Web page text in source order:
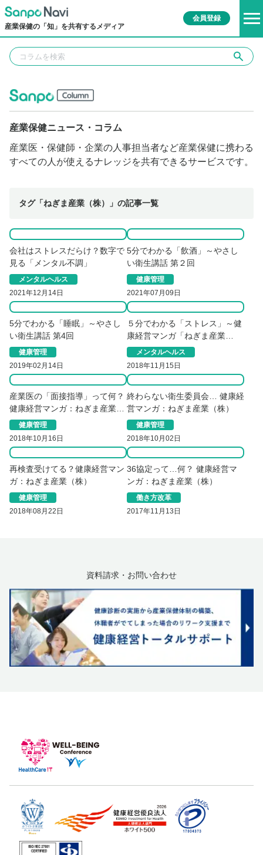
産業保健の「知」を共有するメディア
会員登録
産業保健ニュース・コラム
産業医・保健師・企業の人事担当者など産業保健に携わる
すべての人が使えるナレッジを共有できるサービスです。
タグ「ねぎま産業（株）」の記事一覧
会社はストレスだらけ？数字で
見る「メンタル不調」
メンタルヘルス
2021年12月14日
5分でわかる「飲酒」～やさし
い衛生講話 第２回
健康管理
2021年07月09日
5分でわかる「睡眠」～やさし
い衛生講話 第4回
健康管理
2019年02月14日
５分でわかる「ストレス」～健
康経営マンガ「ねぎま産業
（株）」のやさしい衛生講話 第
1回
メンタルヘルス
2018年11月15日
産業医の「面接指導」って何？
健康経営マンガ：ねぎま産業
（株）
健康管理
2018年10月16日
終わらない衛生委員会… 健康経
営マンガ：ねぎま産業（株）
健康管理
2018年10月02日
再検査受けてる？健康経営マン
ガ：ねぎま産業（株）
健康管理
2018年08月22日
36協定って…何？ 健康経営マ
ンガ：ねぎま産業（株）
働き方改革
2017年11月13日
資料請求・お問い合わせ